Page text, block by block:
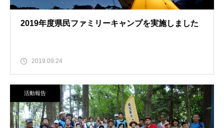
2019年度県民ファミリーキャンプを実施しました
2019.09.24
活動報告